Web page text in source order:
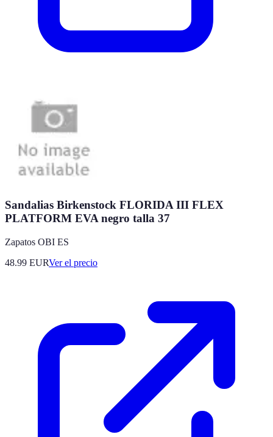
Sandalias Birkenstock FLORIDA III FLEX
PLATFORM EVA negro talla 37
Zapatos OBI ES
48.99 EURVer el precio